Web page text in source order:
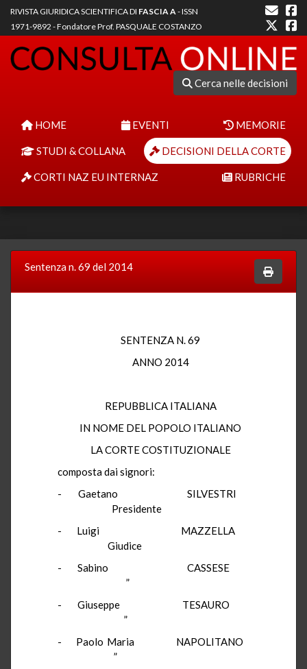
RIVISTA GIURIDICA SCIENTIFICA DI FASCIA A- ISSN
1971-9892 - Fondatore Prof. PASQUALE COSTANZO
Cerca nelle decisioni
HOME EVENTI MEMORIE
STUDI & COLLANA DECISIONI DELLA CORTE
CORTI NAZ EU INTERNAZ RUBRICHE
Sentenza n. 69 del 2014
SENTENZA N. 69
ANNO 2014
REPUBBLICA ITALIANA
IN NOME DEL POPOLO ITALIANO
LA CORTE COSTITUZIONALE
composta dai signori:
- Gaetano SILVESTRI
Presidente
- Luigi MAZZELLA
Giudice
- Sabino CASSESE
”
- Giuseppe TESAURO
”
- Paolo Maria NAPOLITANO
”